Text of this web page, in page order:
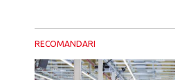
RECOMANDARI